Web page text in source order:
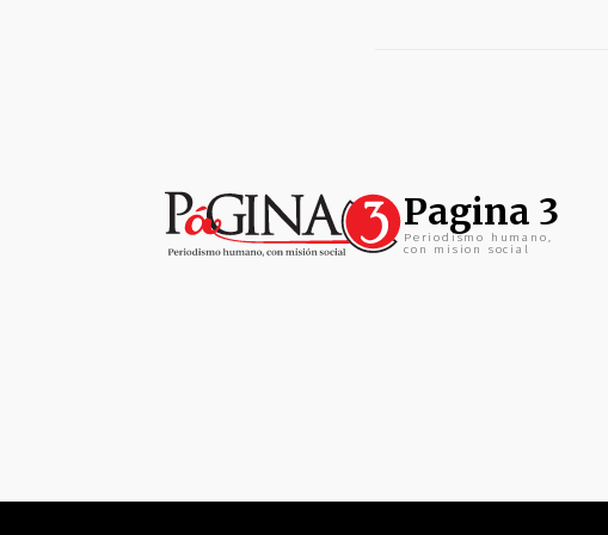
Pagina 3
Periodismo humano,
con mision social